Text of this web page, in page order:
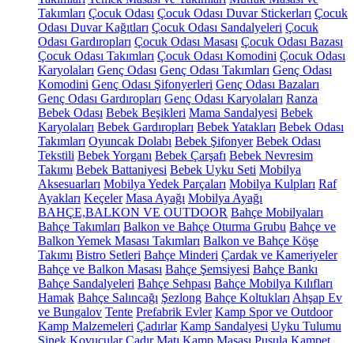
Takımları Çocuk Odası Çocuk Odası Duvar Stickerları Çocuk
Odası Duvar Kağıtları Çocuk Odası Sandalyeleri Çocuk
Odası Gardıropları Çocuk Odası Masası Çocuk Odası Bazası
Çocuk Odası Takımları Çocuk Odası Komodini Çocuk Odası
Karyolaları Genç Odası Genç Odası Takımları Genç Odası
Komodini Genç Odası Şifonyerleri Genç Odası Bazaları
Genç Odası Gardıropları Genç Odası Karyolaları Ranza
Bebek Odası Bebek Beşikleri Mama Sandalyesi Bebek
Karyolaları Bebek Gardıropları Bebek Yatakları Bebek Odası
Takımları Oyuncak Dolabı Bebek Şifonyer Bebek Odası
Tekstili Bebek Yorganı Bebek Çarşafı Bebek Nevresim
Takımı Bebek Battaniyesi Bebek Uyku Seti Mobilya
Aksesuarları Mobilya Yedek Parçaları Mobilya Kulpları Raf
Ayakları Keçeler Masa Ayağı Mobilya Ayağı
BAHÇE,BALKON VE OUTDOOR Bahçe Mobilyaları
Bahçe Takımları Balkon ve Bahçe Oturma Grubu Bahçe ve
Balkon Yemek Masası Takımları Balkon ve Bahçe Köşe
Takımı Bistro Setleri Bahçe Minderi Çardak ve Kameriyeler
Bahçe ve Balkon Masası Bahçe Şemsiyesi Bahçe Bankı
Bahçe Sandalyeleri Bahçe Sehpası Bahçe Mobilya Kılıfları
Hamak Bahçe Salıncağı Şezlong Bahçe Koltukları Ahşap Ev
ve Bungalov Tente Prefabrik Evler Kamp Spor ve Outdoor
Kamp Malzemeleri Çadırlar Kamp Sandalyesi Uyku Tulumu
Sinek Kovucular Çadır Matı Kamp Masası Pusula Kampet